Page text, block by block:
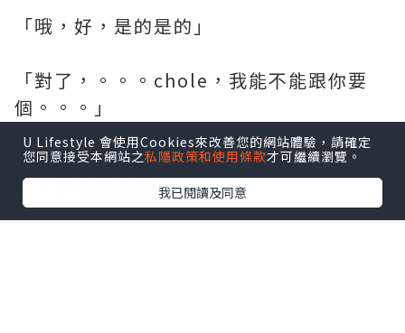
「哦，好，是的是的」
「對了，。。。chole，我能不能跟你要
個。。。」
「門開了啦！快點快點，來不及了！掰
掰，下次再見囉」
U Lifestyle 會使用Cookies來改善您的網站體驗，請確定
您同意接受本網站之私隱政策和使用條款才可繼續瀏覽。
我已閱讀及同意